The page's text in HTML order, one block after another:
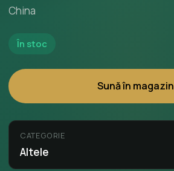
China
În stoc
Sună în magazin
CATEGORIE
Altele